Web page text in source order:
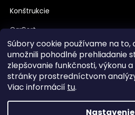
Súbory cookie používame na to,
umožnili pohodlné prehliadanie
zlepšovanie funkčnosti, výkonu
stránky prostredníctvom
Viac informácií tu.
Nastavenie
Konštrukcie
CarPort
Meniče, Príslušenstvo
Velkoobchod, B2B
Veľkoobchodná spolupráca